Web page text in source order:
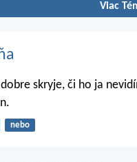
Viac
skryje, či ho ja
nebo